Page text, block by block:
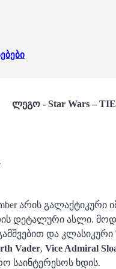
ლეგო - Star Wars –
არის
დეტალური ასლი.
და კლასიკური
Vader, Vice Admiral
საინტერესოს ხდის.